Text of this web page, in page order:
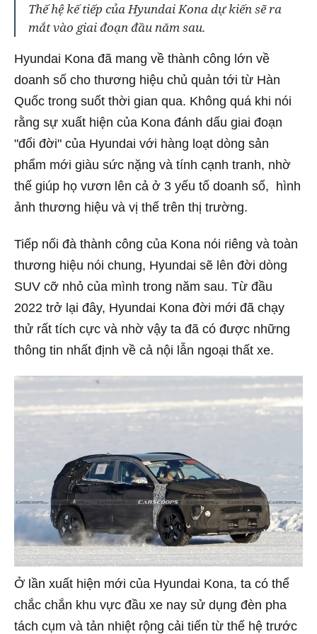
Thế hệ kế tiếp của Hyundai Kona dự kiến sẽ ra
mắt vào giai đoạn đầu năm sau.
Hyundai Kona đã mang về thành công lớn về
doanh số cho thương hiệu chủ quản tới từ Hàn
Quốc trong suốt thời gian qua. Không quá khi nói
rằng sự xuất hiện của Kona đánh dấu giai đoạn
"đổi đời" của Hyundai với hàng loạt dòng sản
phẩm mới giàu sức nặng và tính cạnh tranh, nhờ
thế giúp họ vươn lên cả ở 3 yếu tố doanh số, hình
ảnh thương hiệu và vị thế trên thị trường.
Tiếp nối đà thành công của Kona nói riêng và toàn
thương hiệu nói chung, Hyundai sẽ lên đời dòng
SUV cỡ nhỏ của mình trong năm sau. Từ đầu
2022 trở lại đây, Hyundai Kona đời mới đã chạy
thử rất tích cực và nhờ vậy ta đã có được những
thông tin nhất định về cả nội lẫn ngoại thất xe.
Ở lần xuất hiện mới của Hyundai Kona, ta có thể
chắc chắn khu vực đầu xe nay sử dụng đèn pha
tách cụm và tản nhiệt rộng cải tiến từ thế hệ trước